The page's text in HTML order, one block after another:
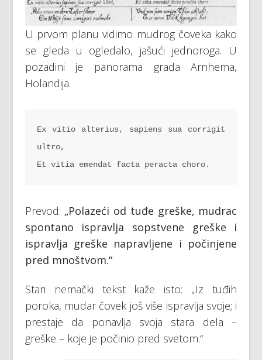
U prvom planu vidimo mudrog čoveka kako
se gleda u ogledalo, jašući jednoroga. U
pozadini je panorama grada Arnhema,
Holandija.
Ex vitio alterius, sapiens sua corrigit
ultro,
Et vitia emendat facta peracta choro.
Prevod: „Polazeći od tuđe greške, mudrac
spontano ispravlja sopstvene greške i
ispravlja greške napravljene i počinjene
pred mnoštvom.“
Stari nemački tekst kaže isto: „Iz tuđih
poroka, mudar čovek još više ispravlja svoje; i
prestaje da ponavlja svoja stara dela –
greške – koje je počinio pred svetom.“